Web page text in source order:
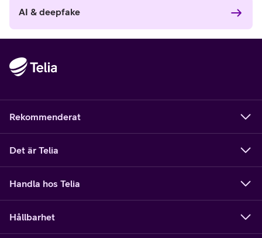
AI & deepfake
Rekommenderat
Det är Telia
Handla hos Telia
Hållbarhet